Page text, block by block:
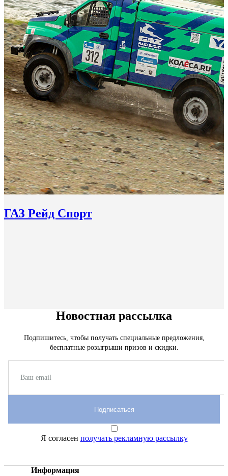
ГАЗ Рейд Спорт
Информация
Новостная рассылка
Подпишитесь, чтобы получать специальные предложения,
бесплатные розыгрыши призов и скидки.
Подписаться
Я согласен получать рекламную рассылку